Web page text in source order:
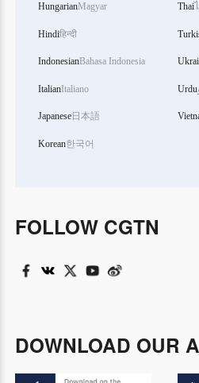
HungarianMagyar
Hindiहिन्दी
IndonesianBahasa Indonesia
ItalianItaliano
Japanese日本語
Korean한국어
Thai
Urdu
FOLLOW CGTN
DOWNLOAD OUR